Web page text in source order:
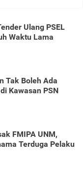
Ulang PSEL
Waktu Lama
Tak Boleh Ada
Kawasan PSN
FMIPA UNM,
Terduga Pelaku